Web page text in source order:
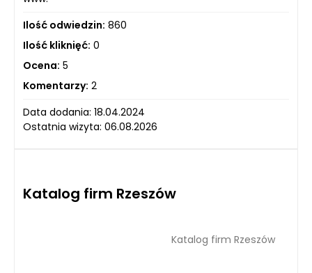
Ilość odwiedzin: 860
Ilość kliknięć: 0
Ocena: 5
Komentarzy: 2
Data dodania: 18.04.2024
Ostatnia wizyta: 06.08.2026
Katalog firm Rzeszów
Katalog firm Rzeszów